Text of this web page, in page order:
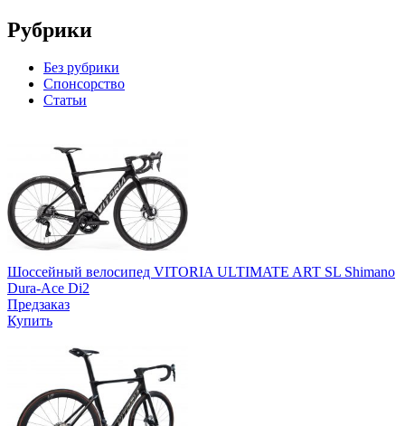
Рубрики
Без рубрики
Спонсорство
Статьи
Шоссейный велосипед VITORIA ULTIMATE ART SL Shimano
Dura-Ace Di2
Предзаказ
Купить